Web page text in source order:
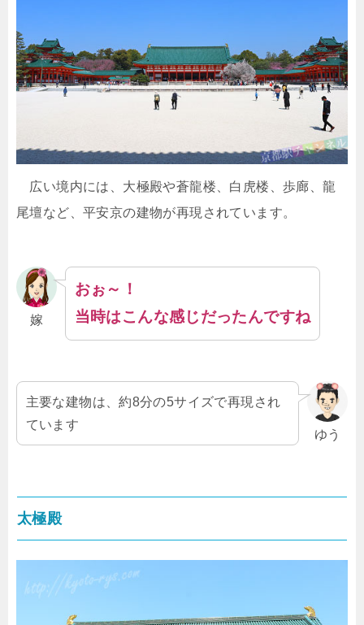
広い境内には、大極殿や蒼龍楼、白虎楼、歩廊、龍
尾壇など、平安京の建物が再現されています。
嫁
おぉ～！
当時はこんな感じだったんですね
ゆう
主要な建物は、約8分の5サイズで再現され
ています
太極殿